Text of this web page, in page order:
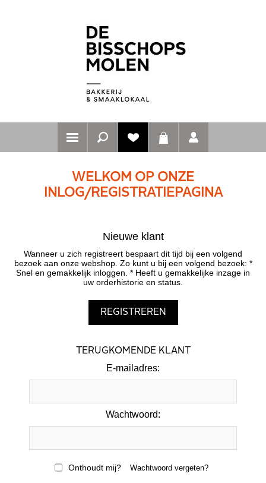
WELKOM OP ONZE
INLOG/REGISTRATIEPAGINA
Nieuwe klant
Wanneer u zich registreert bespaart dit tijd bij een volgend
bezoek aan onze webshop. Zo kunt u bij een volgend bezoek: *
Snel en gemakkelijk inloggen. * Heeft u gemakkelijke inzage in
uw orderhistorie en status.
TERUGKOMENDE KLANT
E-mailadres:
Wachtwoord:
Onthoudt mij? Wachtwoord vergeten?